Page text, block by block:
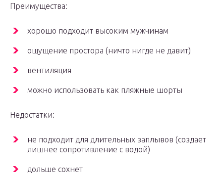
Преимущества:
хорошо подходит высоким мужчинам
ощущение простора (ничто нигде не давит)
вентиляция
можно использовать как пляжные шорты
Недостатки:
не подходит для длительных заплывов (создает
лишнее сопротивление с водой)
дольше сохнет